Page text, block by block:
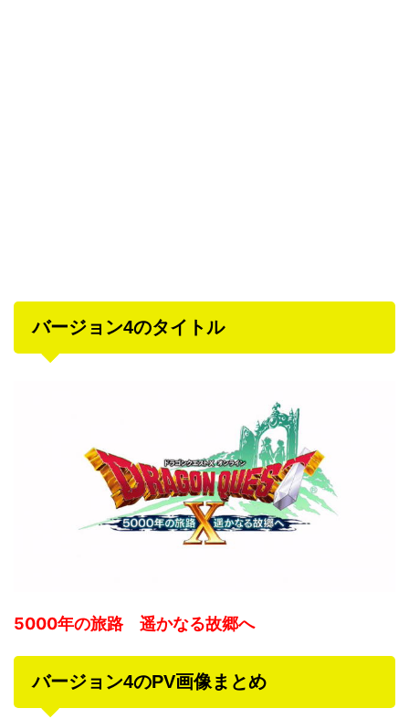
バージョン4のタイトル
5000年の旅路 遥かなる故郷へ
バージョン4のPV画像まとめ